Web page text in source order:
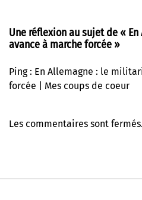
Une réflexion au sujet de «
avance à marche forcée »
Ping : En Allemagne : le
forcée | Mes coups de coeur
Les commentaires sont fermés.